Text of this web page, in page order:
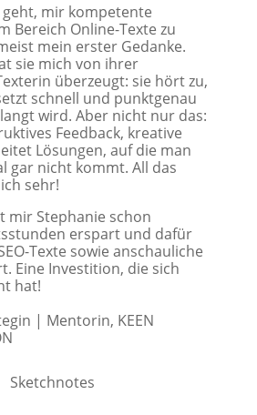
mir kompetente
Bereich Online-Texte zu
mein erster Gedanke.
sie mich von ihrer
überzeugt: sie hört zu,
schnell und punktgenau
wird. Aber nicht nur das:
Feedback, kreative
Lösungen, auf die man
gar nicht kommt. All das
sehr!
mir Stephanie schon
erspart und dafür
Texte sowie anschauliche
Eine Investition, die sich
hat!
| Mentorin, KEEN
Sketchnotes